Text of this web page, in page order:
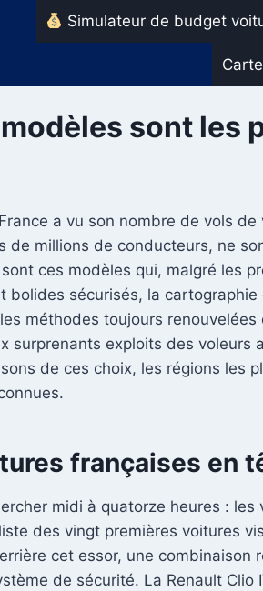
Simulateur de budget
sont les
a vu son nombre de vols
de millions de conducteurs, ne
ces modèles qui, malgré les
bolides sécurisés, la
méthodes toujours
surprenants exploits des
de ces choix, les régions les
françaises en
midi à quatorze heures :
des vingt premières voitures
cet essor, une
de sécurité. La Renault